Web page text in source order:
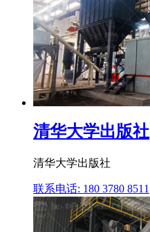
清华大学出版社
清华大学出版社
联系电话: 180 3780 8511